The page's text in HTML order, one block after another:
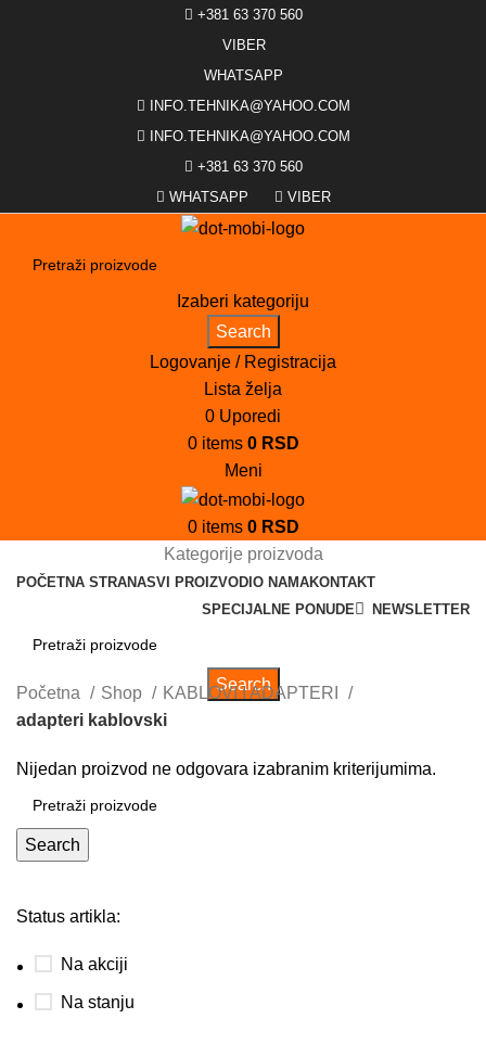
+381 63 370 560
VIBER
WHATSAPP
INFO.TEHNIKA@YAHOO.COM
INFO.TEHNIKA@YAHOO.COM
+381 63 370 560
WHATSAPP
VIBER
Izaberi kategoriju
Search
Logovanje / Registracija
Lista želja
0 Uporedi
0 items 0 RSD
Meni
0 items 0 RSD
Kategorije proizvoda
POČETNA STRANASVI PROIZVODIO NAMAKONTAKT
SPECIJALNE PONUDE
NEWSLETTER
Search
Status artikla:
Na akciji
Na stanju
Početna Shop
KABLOVI I ADAPTERI
adapteri kablovski
Nijedan proizvod ne odgovara izabranim kriterijumima.
Search